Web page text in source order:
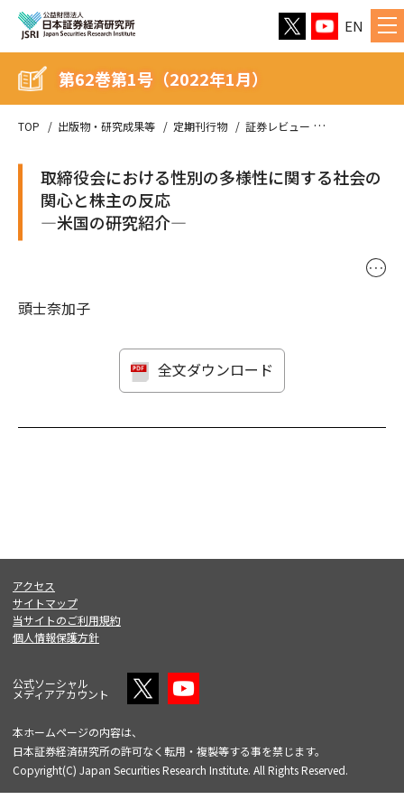
EN
TOP 出版物・研究成果等 定期刊行物 証券レビュー
第62巻第1号（2022年1月）
取締役会における性別の多様性に関する社会の
関心と株主の反応
—米国の研究紹介—
･･･
頭士奈加子
全文ダウンロード
アクセス
サイトマップ
当サイトのご利用規約
個人情報保護方針
公式ソーシャル
メディアアカウント
本ホームページの内容は、
日本証券経済研究所の許可なく転用・複製等する事を禁じます。
Copyright(C) Japan Securities Research Institute. All Rights Reserved.